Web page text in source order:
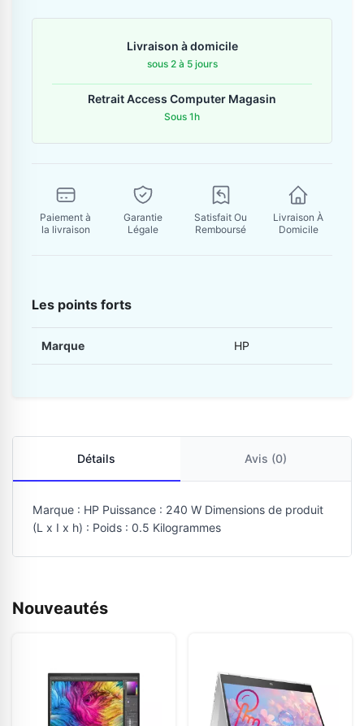
Envoyer un message
Livraison à domicile
sous 2 à 5 jours
Retrait Access Computer Magasin
Sous 1h
Paiement à
la livraison
Garantie
Légale
Satisfait Ou
Remboursé
Livraison À
Domicile
Les points forts
Marque HP
Détails Avis (0)
Marque : HP Puissance : 240 W Dimensions de produit
(L x I x h) : Poids : 0.5 Kilogrammes
Nouveautés